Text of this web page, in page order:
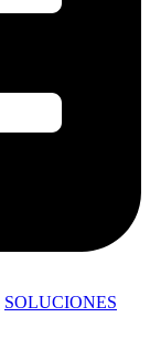
SOLUCIONES